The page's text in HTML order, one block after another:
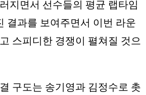
지면서 선수들의 평균 랩타임
결과를 보여주면서 이번 라운
스피디한 경쟁이 펼쳐질 것으
구도는 송기영과 김정수로 촛